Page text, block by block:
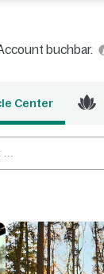
buchbar.
Center